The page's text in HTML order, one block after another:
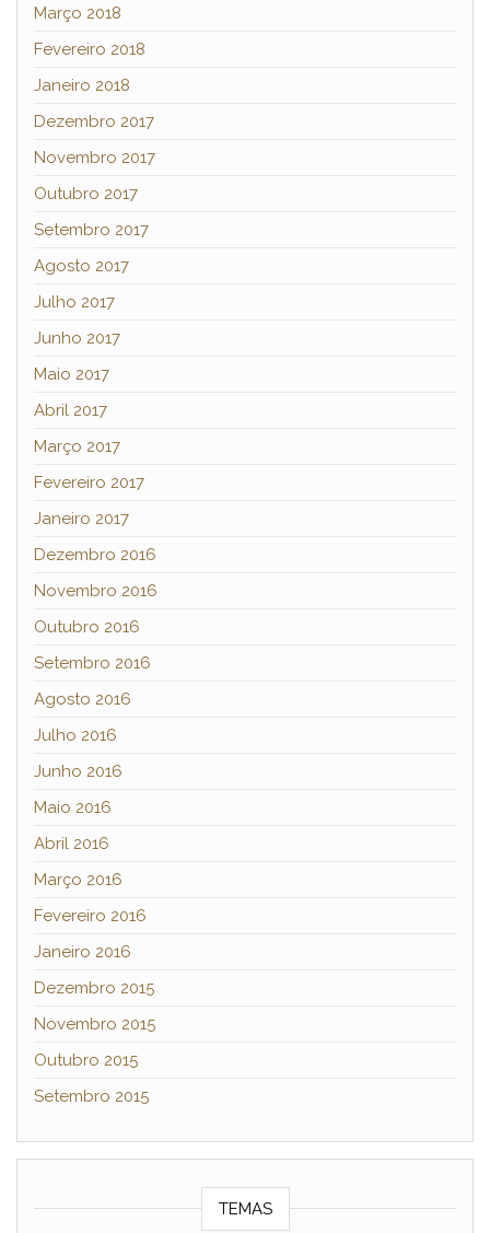
Março 2018
Fevereiro 2018
Janeiro 2018
Dezembro 2017
Novembro 2017
Outubro 2017
Setembro 2017
Agosto 2017
Julho 2017
Junho 2017
Maio 2017
Abril 2017
Março 2017
Fevereiro 2017
Janeiro 2017
Dezembro 2016
Novembro 2016
Outubro 2016
Setembro 2016
Agosto 2016
Julho 2016
Junho 2016
Maio 2016
Abril 2016
Março 2016
Fevereiro 2016
Janeiro 2016
Dezembro 2015
Novembro 2015
Outubro 2015
Setembro 2015
TEMAS